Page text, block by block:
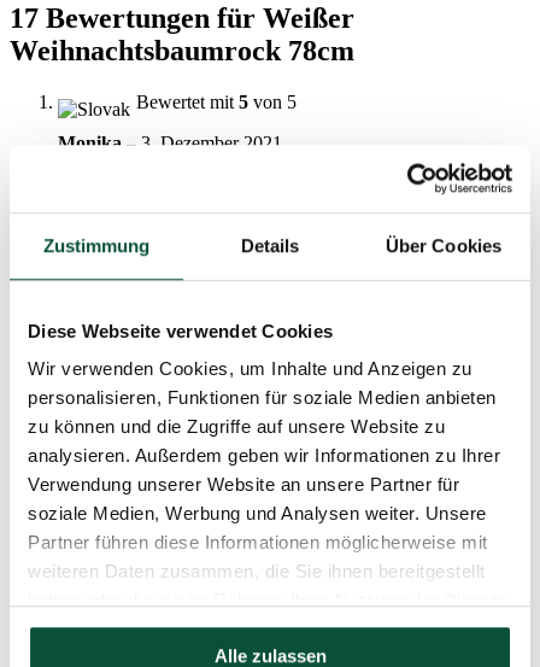
Zustimmung Details Über Cookies
Diese Webseite verwendet Cookies
Wir verwenden Cookies, um Inhalte und Anzeigen zu
personalisieren, Funktionen für soziale Medien anbieten
zu können und die Zugriffe auf unsere Website zu
analysieren. Außerdem geben wir Informationen zu Ihrer
Verwendung unserer Website an unsere Partner für
soziale Medien, Werbung und Analysen weiter. Unsere
Partner führen diese Informationen möglicherweise mit
weiteren Daten zusammen, die Sie ihnen bereitgestellt
gesammelt haben.
Alle zulassen
17 Bewertungen für Weißer
Weihnachtsbaumrock 78cm
Bewertet mit 5 von 5
Monika – 3. Dezember 2021
Bára
27. Dezember 2022
(translated)
Absolut himmlisch! Sieht wunderschön aus und ich bin sehr
zufrieden. Danke :-).
Bewertet mit
von 5
Ivana– 26. Dezember 2023